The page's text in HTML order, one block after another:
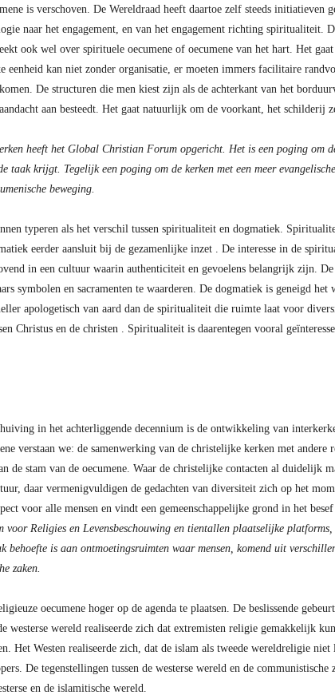
is verschoven. De Wereldraad heeft daartoe zelf steeds initiatieven
naar het engagement, en van het engagement richting spiritualiteit.
ook wel over spirituele oecumene of oecumene van het hart. Het
eenheid kan niet zonder organisatie, er moeten immers facilitaire
De structuren die men kiest zijn als de achterkant van het
aan besteedt. Het gaat natuurlijk om de voorkant, het schilderij
heeft het Global Christian Forum opgericht. Het is een poging om
taak krijgt. Tegelijk een poging om de kerken met een meer
beweging.
typeren als het verschil tussen spiritualiteit en dogmatiek.
eerder aansluit bij de gezamenlijke inzet . De interesse in de
in een cultuur waarin authenticiteit en gevoelens belangrijk zijn.
symbolen en sacramenten te waarderen. De dogmatiek is geneigd het
apologetisch van aard dan de spiritualiteit die ruimte laat voor
Christus en de christen . Spiritualiteit is daarentegen vooral
in het achterliggende decennium is de ontwikkeling van
verstaan we: de samenwerking van de christelijke kerken met
de stam van de oecumene. Waar de christelijke contacten al duidelijk
daar vermenigvuldigen de gedachten van diversiteit zich op het
voor alle mensen en vindt een gemeenschappelijke grond in het
Religies en Levensbeschouwing en tientallen plaatselijke
behoefte is aan ontmoetingsruimten waar mensen, komend uit
zaken.
oecumene hoger op de agenda te plaatsen. De beslissende
westerse wereld realiseerde zich dat extremisten religie gemakkelijk
Het Westen realiseerde zich, dat de islam als tweede wereldreligie
De tegenstellingen tussen de westerse wereld en de
en de islamitische wereld.